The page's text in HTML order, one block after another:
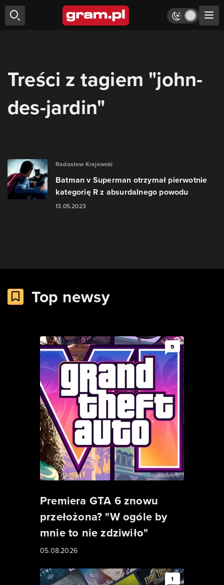
Treści z tagiem "john-
des-jardin"
Radosław Krajewski
Batman v Superman otrzymał pierwotnie
kategorię R z absurdalnego powodu
13.05.2023
Top newsy
9
Premiera GTA 6 znowu
przełożona? "W ogóle by
mnie to nie zdziwiło"
05.08.2026
1